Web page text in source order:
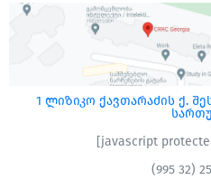
1 ლიზიკო ქავთარაძის ქ.
[javascript
(995 32)